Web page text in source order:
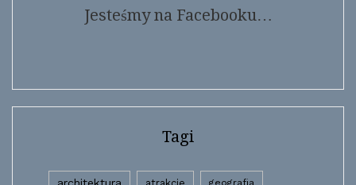
Jesteśmy na Facebooku…
Tagi
geografia